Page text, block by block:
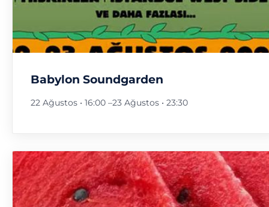
Babylon Soundgarden
22 Ağustos • 16:00 –23 Ağustos • 23:30